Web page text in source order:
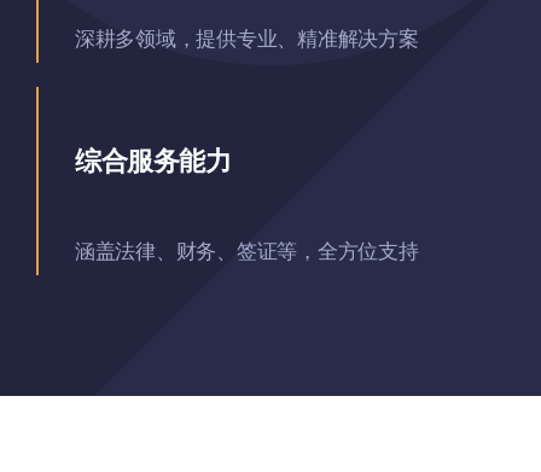
深耕多领域，提供专业、精准解决方案
综合服务能力
涵盖法律、财务、签证等，全方位支持